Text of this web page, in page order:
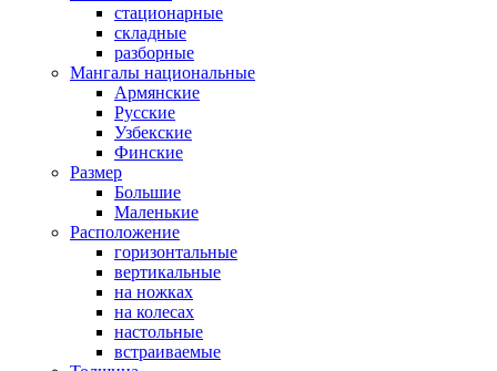
стационарные
складные
разборные
Мангалы национальные
Армянские
Русские
Узбекские
Финские
Размер
Большие
Маленькие
Расположение
горизонтальные
вертикальные
на ножках
на колесах
настольные
встраиваемые